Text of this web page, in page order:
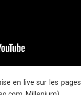
en live sur les pages